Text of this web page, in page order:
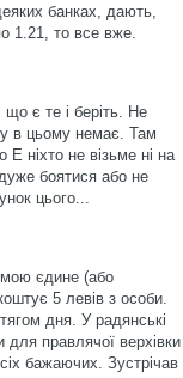
банках, дають,
1.21, то все вже.
що є те і беріть. Не
в цьому немає. Там
ніхто не візьме ні на
боятися або не
цього...
єдине (або
5 левів з особи.
дня. У радянські
для правлячої верхівки
бажаючих. Зустрічав